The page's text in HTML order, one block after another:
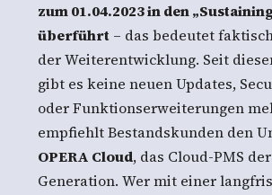
zum 01.04.2023 in den
überführt – das bedeutet
der Weiterentwicklung. Seit
gibt es keine neuen Updates,
oder Funktionserweiterungen
empfiehlt Bestandskunden den
OPERA Cloud, das Cloud-PMS
Generation. Wer mit einer